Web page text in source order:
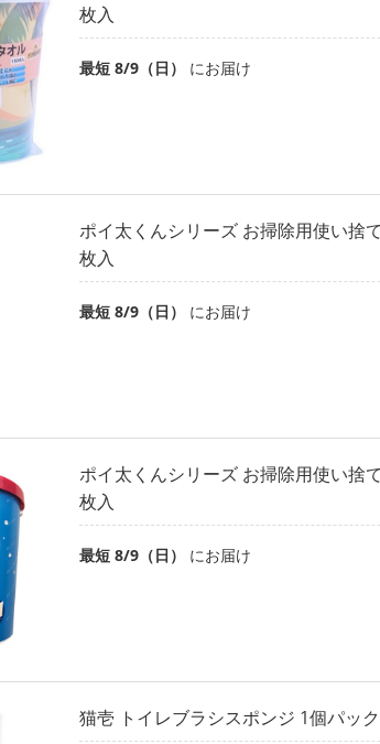
枚入
最短 8/9（日） にお届け
ポイ太くんシリーズ お掃除用使い捨
枚入
最短 8/9（日） にお届け
ポイ太くんシリーズ お掃除用使い捨
枚入
最短 8/9（日） にお届け
猫壱 トイレブラシスポンジ 1個パック